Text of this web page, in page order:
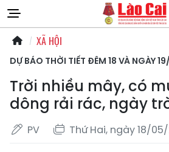
XÃ HỘI
DỰ BÁO THỜI TIẾT ĐÊM 18 VÀ NGÀY
Trời nhiều mây, có
dông rải rác, ngày
PV Thứ Hai, ngày 18/